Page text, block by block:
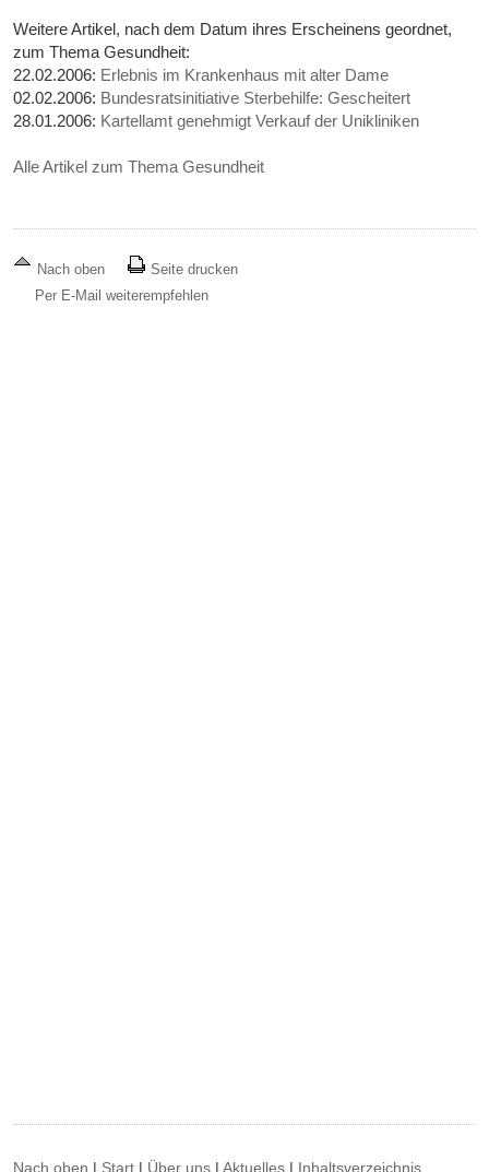
Weitere Artikel, nach dem Datum ihres Erscheinens geordnet,
zum Thema Gesundheit:
22.02.2006: Erlebnis im Krankenhaus mit alter Dame
02.02.2006: Bundesratsinitiative Sterbehilfe: Gescheitert
28.01.2006: Kartellamt genehmigt Verkauf der Unikliniken
Alle Artikel zum Thema Gesundheit
Nach oben
Seite drucken
Per E-Mail weiterempfehlen
Nach oben | Start | Über uns |Aktuelles | Inhaltsverzeichnis